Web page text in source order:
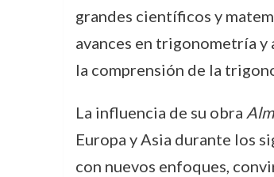
grandes científicos y
avances en trigonometría
la comprensión de la
La influencia de su obra
Europa y Asia durante los
con nuevos enfoques,